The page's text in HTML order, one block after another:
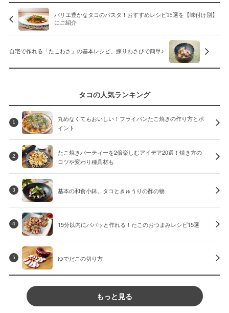
バリエ豊かなタコのパスタ！おすすめレシピ15選を【味付け別】
にご紹介
自宅で作れる「たこわさ」の基本レシピ。練りわさびで簡単♪
タコの人気ランキング
1
丸めなくてもおいしい！フライパンたこ焼きの作り方とポ
イント
2
たこ焼きパーティーを2倍楽しむアイデア20選！焼き方の
コツや変わり種具材も
3 基本の和食小鉢。タコときゅうりの酢の物
4 15分以内にパパッと作れる！たこのおつまみレシピ15選
5 ゆでだこの切り方
もっと見る